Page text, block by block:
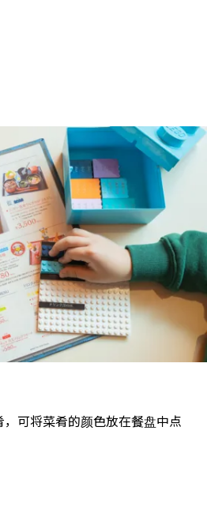
可将菜肴的颜色放在餐盘中点